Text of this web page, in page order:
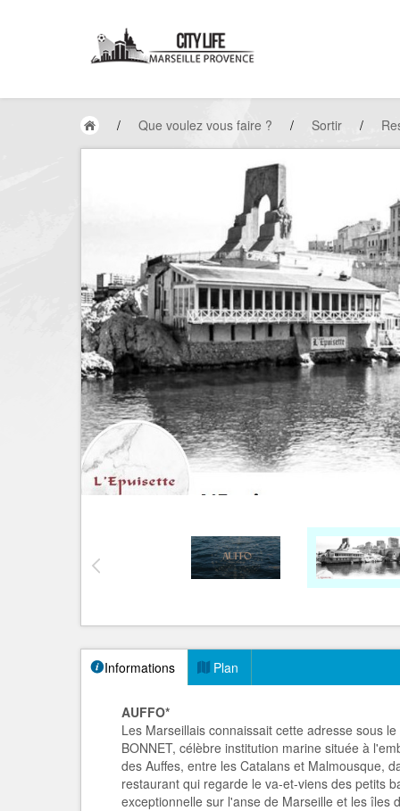
/ Que voulez vous faire ? / Sortir /
Informations Plan
AUFFO*
Les Marseillais connaissait cette adresse sous
BONNET, célèbre institution marine située à
des Auffes, entre les Catalans et Malmousque,
restaurant qui regarde le va-et-viens des petits
exceptionnelle sur l'anse de Marseille et les îles